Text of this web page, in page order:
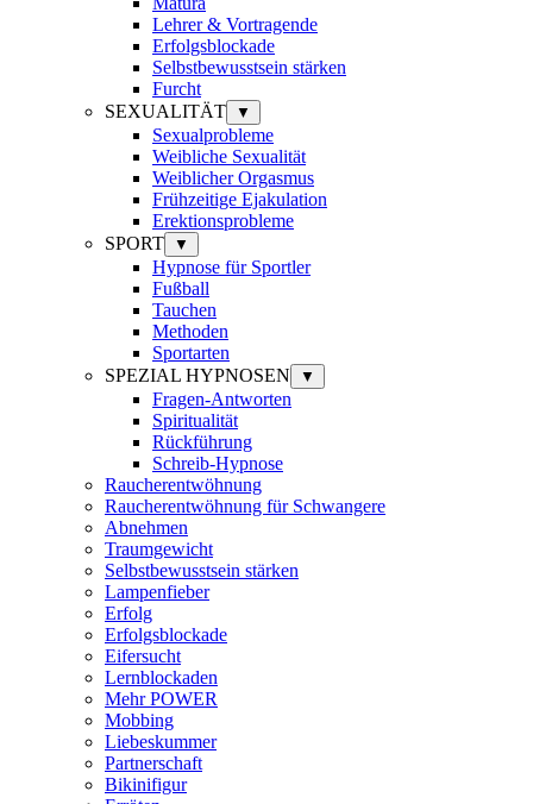
Lehrer & Vortragende
Erfolgsblockade
Selbstbewusstsein stärken
Furcht
SEXUALITÄT
▼
Sexualprobleme
Weibliche Sexualität
Weiblicher Orgasmus
Frühzeitige Ejakulation
Erektionsprobleme
SPORT
▼
Hypnose für Sportler
Fußball
Tauchen
Methoden
Sportarten
SPEZIAL HYPNOSEN
▼
Fragen-Antworten
Spiritualität
Rückführung
Schreib-Hypnose
Raucherentwöhnung
Raucherentwöhnung für Schwangere
Abnehmen
Traumgewicht
Selbstbewusstsein stärken
Lampenfieber
Erfolg
Erfolgsblockade
Eifersucht
Lernblockaden
Mehr POWER
Mobbing
Liebeskummer
Partnerschaft
Bikinifigur